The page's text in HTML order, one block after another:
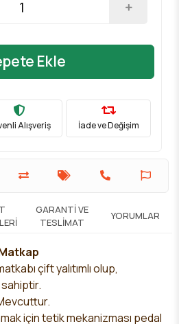
Ekle
Alışveriş İade ve Değişim
GARANTI VE
TESLIMAT
YORUMLAR
çift yalıtımlı olup,
için tetik mekanizması pedal